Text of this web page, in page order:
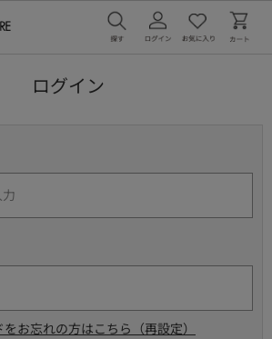
ログイン
お忘れの方はこちら（再設定）